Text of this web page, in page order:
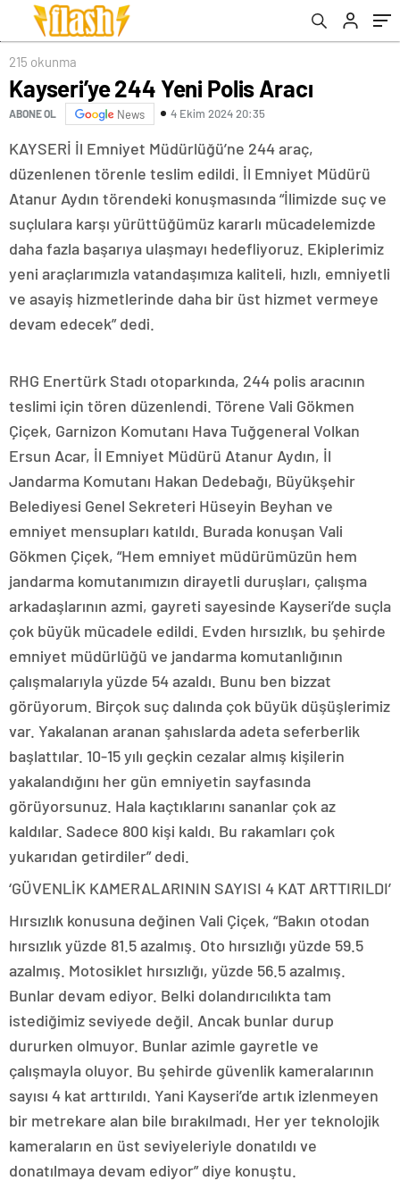
215 okunma
Kayseri’ye 244 Yeni Polis Aracı
ABONE OL News 4 Ekim 2024 20:35
KAYSERİ İl Emniyet Müdürlüğü’ne 244 araç,
düzenlenen törenle teslim edildi. İl Emniyet Müdürü
Atanur Aydın törendeki konuşmasında “İlimizde suç ve
suçlulara karşı yürüttüğümüz kararlı mücadelemizde
daha fazla başarıya ulaşmayı hedefliyoruz. Ekiplerimiz
yeni araçlarımızla vatandaşımıza kaliteli, hızlı, emniyetli
ve asayiş hizmetlerinde daha bir üst hizmet vermeye
devam edecek” dedi.
RHG Enertürk Stadı otoparkında, 244 polis aracının
teslimi için tören düzenlendi. Törene Vali Gökmen
Çiçek, Garnizon Komutanı Hava Tuğgeneral Volkan
Ersun Acar, İl Emniyet Müdürü Atanur Aydın, İl
Jandarma Komutanı Hakan Dedebağı, Büyükşehir
Belediyesi Genel Sekreteri Hüseyin Beyhan ve
emniyet mensupları katıldı. Burada konuşan Vali
Gökmen Çiçek, “Hem emniyet müdürümüzün hem
jandarma komutanımızın dirayetli duruşları, çalışma
arkadaşlarının azmi, gayreti sayesinde Kayseri’de suçla
çok büyük mücadele edildi. Evden hırsızlık, bu şehirde
emniyet müdürlüğü ve jandarma komutanlığının
çalışmalarıyla yüzde 54 azaldı. Bunu ben bizzat
görüyorum. Birçok suç dalında çok büyük düşüşlerimiz
var. Yakalanan aranan şahıslarda adeta seferberlik
başlattılar. 10-15 yılı geçkin cezalar almış kişilerin
yakalandığını her gün emniyetin sayfasında
görüyorsunuz. Hala kaçtıklarını sananlar çok az
kaldılar. Sadece 800 kişi kaldı. Bu rakamları çok
yukarıdan getirdiler” dedi.
‘GÜVENLİK KAMERALARININ SAYISI 4 KAT ARTTIRILDI’
Hırsızlık konusuna değinen Vali Çiçek, “Bakın otodan
hırsızlık yüzde 81.5 azalmış. Oto hırsızlığı yüzde 59.5
azalmış. Motosiklet hırsızlığı, yüzde 56.5 azalmış.
Bunlar devam ediyor. Belki dolandırıcılıkta tam
istediğimiz seviyede değil. Ancak bunlar durup
dururken olmuyor. Bunlar azimle gayretle ve
çalışmayla oluyor. Bu şehirde güvenlik kameralarının
sayısı 4 kat arttırıldı. Yani Kayseri’de artık izlenmeyen
bir metrekare alan bile bırakılmadı. Her yer teknolojik
kameraların en üst seviyeleriyle donatıldı ve
donatılmaya devam ediyor” diye konuştu.